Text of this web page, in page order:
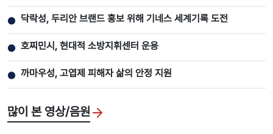
● 닥락성, 두리안 브랜드 홍보 위해 기네스 세계기록 도전
● 호찌민시, 현대적 소방지휘센터 운용
● 까마우성, 고엽제 피해자 삶의 안정 지원
많이 본 영상/음원